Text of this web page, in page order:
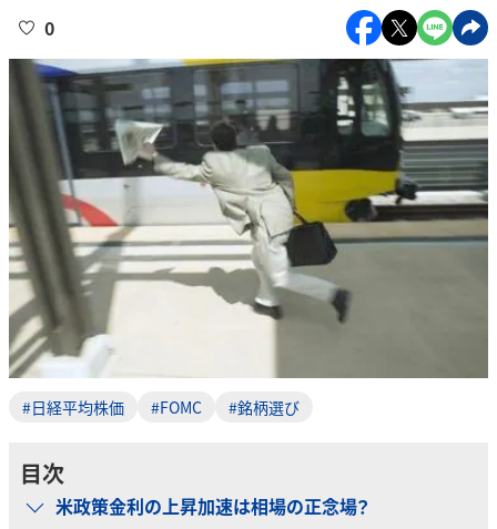
0
#日経平均株価 #FOMC #銘柄選び
目次
米政策金利の上昇加速は相場の正念場？